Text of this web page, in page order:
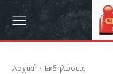
Αρχική Εκδηλώσεις